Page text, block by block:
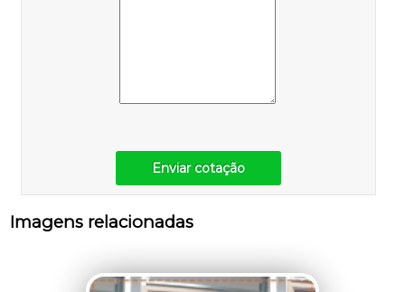
Enviar cotação
Imagens relacionadas